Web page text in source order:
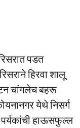
पडत
हिरवा शालू
चांगलेच बहरू
येथे निसर्ग
पर्यकांची हाऊसफुल्ल